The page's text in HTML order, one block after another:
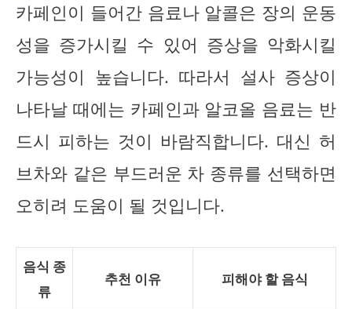
카페인이 들어간 음료나 알콜은 장의 운동
성을 증가시킬 수 있어 증상을 악화시킬
가능성이 높습니다. 따라서 설사 증상이
나타날 때에는 카페인과 알코올 음료는 반
드시 피하는 것이 바람직합니다. 대신 허
브차와 같은 부드러운 차 종류를 선택하면
오히려 도움이 될 것입니다.
음식 종
류
추천 이유 피해야 할 음식